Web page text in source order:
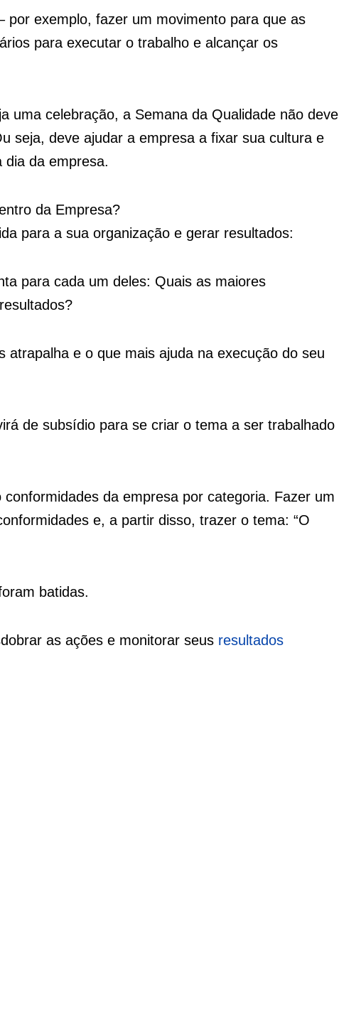
por exemplo, fazer um movimento para que as
para executar o trabalho e alcançar os
uma celebração, a Semana da Qualidade não deve
seja, deve ajudar a empresa a fixar sua cultura e
dia da empresa.
da Empresa?
para a sua organização e gerar resultados:
para cada um deles: Quais as maiores
atrapalha e o que mais ajuda na execução do seu
á de subsídio para se criar o tema a ser trabalhado
da empresa por categoria. Fazer um
e, a partir disso, trazer o tema: “O
batidas.
as ações e monitorar seus resultados